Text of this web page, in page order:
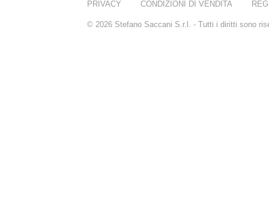
PRIVACY CONDIZIONI DI VENDITA
© 2026 Stefano Saccani S.r.l. - Tutti i diritti sono